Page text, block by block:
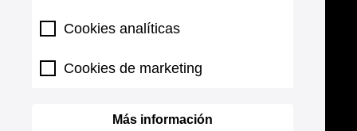
Cookies analíticas
Cookies de marketing
Más información